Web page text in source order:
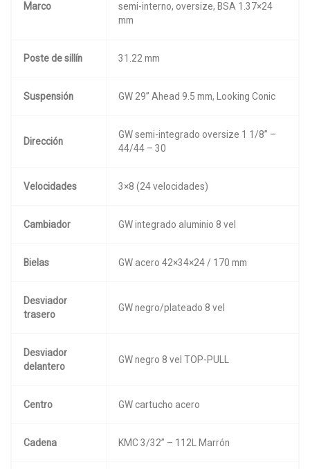
Marco
semi-interno, oversize, BSA 1.37×24
mm
Poste de sillín 31.22 mm
Suspensión GW 29” Ahead 9.5 mm, Looking Conic
Dirección
GW semi-integrado oversize 1 1/8” –
44/44 – 30
Velocidades 3×8 (24 velocidades)
Cambiador GW integrado aluminio 8 vel
Bielas GW acero 42×34×24 / 170 mm
Desviador
trasero
GW negro/plateado 8 vel
Desviador
delantero
GW negro 8 vel TOP-PULL
Centro GW cartucho acero
Cadena KMC 3/32” – 112L Marrón